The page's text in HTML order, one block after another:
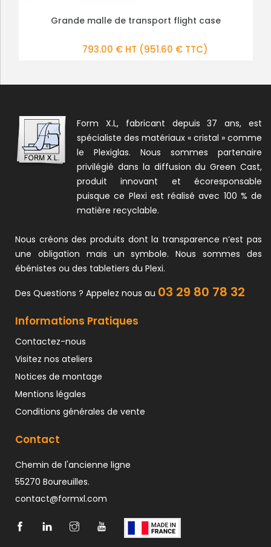
PLUS DE DÉTAILS
Grande malle de transport flight case
793.00 € HT (951.60 € TTC)
PLUS DE DÉTAILS
Malle de Transport Flight Case pour Pupitre Pliable
345.00 € HT (414.00 € TTC)
Form X.L, fabricant depuis 37 ans, est
spécialiste des matériaux « cristal » comme
le Plexiglas. Nous sommes partenaire
privilégié dans la diffusion du Green Cast,
produit innovant et écoresponsable
puisque ce Plexi est réalisé avec 100 % de
matière recyclable.
Nous créons des produits dont la transparence n’est pas
une obligation mais un symbole. Nous sommes des
ébénistes ou des tabletiers du Plexi.
Des Questions ? Appelez nous au 03 29 80 78 32
Informations Pratiques
Contactez-nous
Visitez nos ateliers
Notices de montage
Mentions légales
Conditions générales de vente
Contact
Chemin de l'ancienne ligne
55270 Boureuilles.
contact@formxl.com